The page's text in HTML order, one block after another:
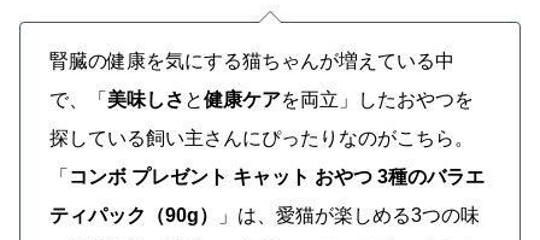
腎臓の健康を気にする猫ちゃんが増えている中
で、「 美味しさ と健康ケアを両立」したおやつを
探している飼い主さんにぴったりなのがこちら。
「 コンボ プレゼント キャット おやつ 3種のバラエ
ティパック（90g）
」は、愛猫が楽しめる3つの味